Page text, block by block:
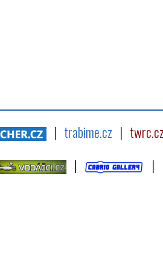
| trabime.cz |
| |